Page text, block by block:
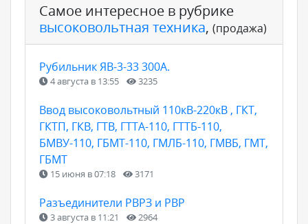
Самое интересное в рубрике
высоковольтная техника, (продажа)
Рубильник ЯВ-3-33 300А.
4 августа в 13:55 3235
Ввод высоковольтный 110кВ-220кВ , ГКТ,
ГКТП, ГКВ, ГТВ, ГТТА-110, ГТТБ-110,
БМВУ-110, ГБМТ-110, ГМЛБ-110, ГМВБ, ГМТ,
ГБМТ
15 июня в 07:18 3171
Разъединители РВРЗ и РВР
3 августа в 11:21 2964